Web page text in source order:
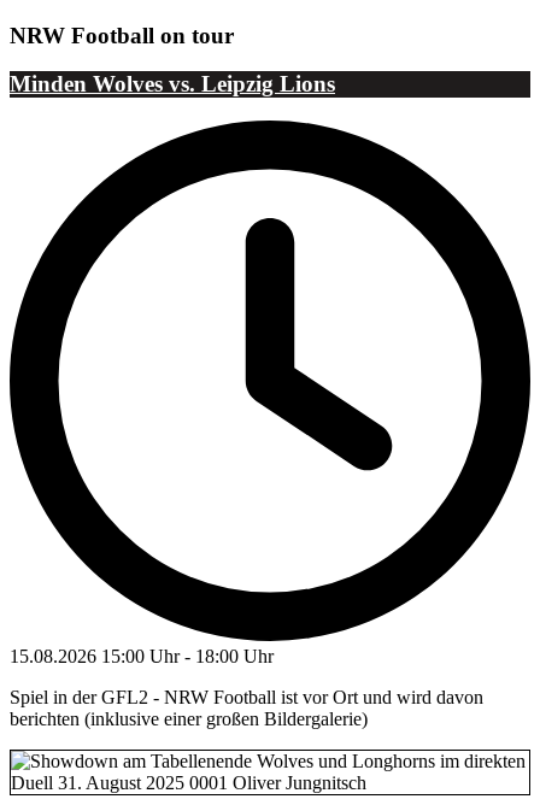
NRW Football on tour
Minden Wolves vs. Leipzig Lions
15.08.2026 15:00 Uhr - 18:00 Uhr
Spiel in der GFL2 - NRW Football ist vor Ort und wird davon
berichten (inklusive einer großen Bildergalerie)